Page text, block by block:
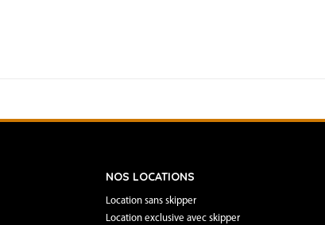
NOS LOCATIONS
Location sans skipper
Location exclusive avec skipper